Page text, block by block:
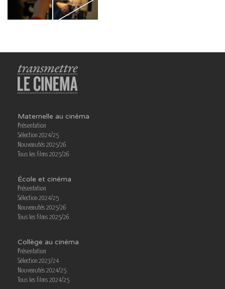
Maternelle au cinéma
Présentation
Sélection 2024/25
Nouveautés 2025/26
Tous les films 2025/26
École et cinéma
Présentation
Sélection 2024/25
Nouveautés 2025/26
Tous les films 2025/26
Collège au cinéma
Présentation
Sélection 2023/24
Nouveautés 2024/25
Tous les films 2024/25